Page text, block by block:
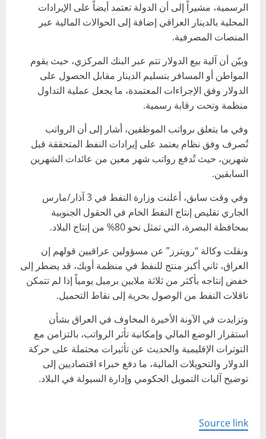
الرسمية، مشيراً إلى أن الدولة تعتمد أيضاً على الإيرادات
المحلية بالدينار العراقي إضافة إلى الحوالات المالية عبر
المنصات المصرفية.
وبيّن أن آلية بيع الدولار تتم عبر البنك المركزي، حيث يقوم
المواطن أو المسافر بتسليم الدينار مقابل الحصول على
الدولار وفق الإجراءات المعتمدة، ما يجعل عملية التداول
منظمة وتحت رقابة رسمية.
وفي ما يتعلق برواتب الموظفين، أشار إلى أن الرواتب
تُصرف وفق نظام يعتمد على إيرادات النفط المتحققة قبل
شهرين، حيث تُدفع رواتب شهر معين من عائدات الشهرين
السابقين.
وفي وقت سابق، أعلنت وزارة النفط في 3 آذار/مارس
الجاري تقليص إنتاج النفط الخام في الحقول الجنوبية
بمحافظة البصرة، التي تمثل نحو 80% من إنتاج البلاد.
ونقلت وكالة “رويترز” عن مسؤولين عراقيين قولهم إن
العراق، ثاني أكبر منتج للنفط في منظمة أوبك، قد يضطر إلى
خفض إنتاجه بأكثر من ثلاثة ملايين برميل يومياً إذا لم تتمكن
ناقلات النفط من الوصول بحرية إلى نقاط التحميل.
وتزايدت في الآونة الأخيرة المخاوف في العراق بشأن
استقرار الوضع المالي وإمكانية تأثر الرواتب، بالتزامن مع
التوترات الإقليمية والحديث عن تأثيرات محتملة على حركة
الدولار والتحويلات المالية، ما دفع خبراء اقتصاديين إلى
توضيح آليات التمويل الحكومي وإدارة السيولة في البلاد.
Source link